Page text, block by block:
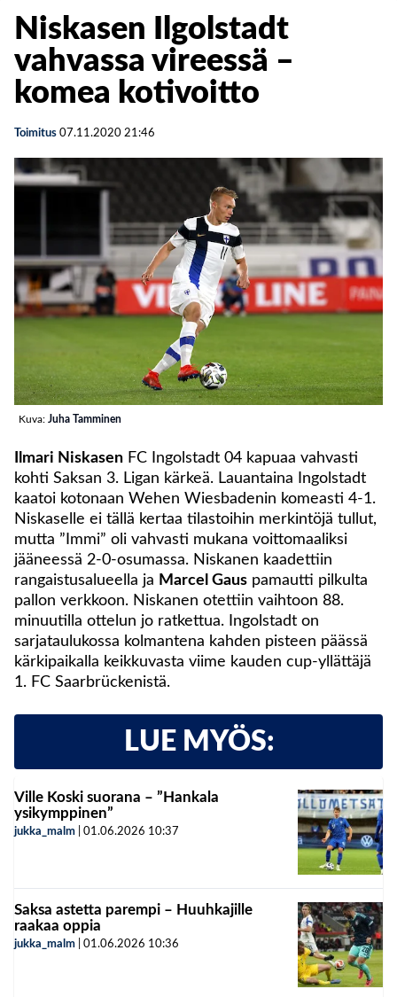
Niskasen Ilgolstadt
vahvassa vireessä –
komea kotivoitto
Toimitus 07.11.2020 21:46
Kuva: Juha Tamminen
Ilmari Niskasen FC Ingolstadt 04 kapuaa vahvasti
kohti Saksan 3. Ligan kärkeä. Lauantaina Ingolstadt
kaatoi kotonaan Wehen Wiesbadenin komeasti 4-1.
Niskaselle ei tällä kertaa tilastoihin merkintöjä tullut,
mutta ”Immi” oli vahvasti mukana voittomaaliksi
jääneessä 2-0-osumassa. Niskanen kaadettiin
rangaistusalueella ja Marcel Gaus pamautti pilkulta
pallon verkkoon. Niskanen otettiin vaihtoon 88.
minuutilla ottelun jo ratkettua. Ingolstadt on
sarjataulukossa kolmantena kahden pisteen päässä
kärkipaikalla keikkuvasta viime kauden cup-yllättäjä
1. FC Saarbrückenistä.
LUE MYÖS:
Ville Koski suorana – ”Hankala
ysikymppinen”
jukka_malm 01.06.2026 10:37
Saksa astetta parempi – Huuhkajille
raakaa oppia
jukka_malm 01.06.2026 10:36